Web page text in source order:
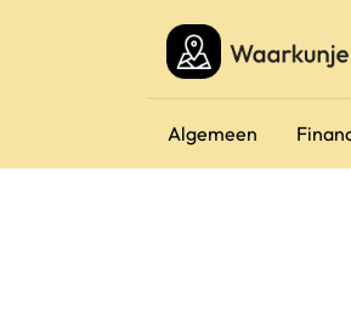
Algemeen